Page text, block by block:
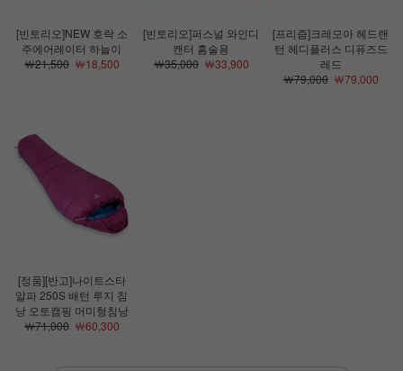
[빈토리오]NEW 호락 소
주에어레이터 하늘이
￦21,500￦18,500
[빈토리오]퍼스널 와인디
캔터 홈술용
￦35,000￦33,900
[프리즘]크레모아 헤드랜
턴 헤디플러스 디퓨즈드
레드
￦79,000￦79,000
[정품][반고]나이트스타
알파 250S 배턴 루지 침
낭 오토캠핑 머미형침낭
￦71,000￦60,300